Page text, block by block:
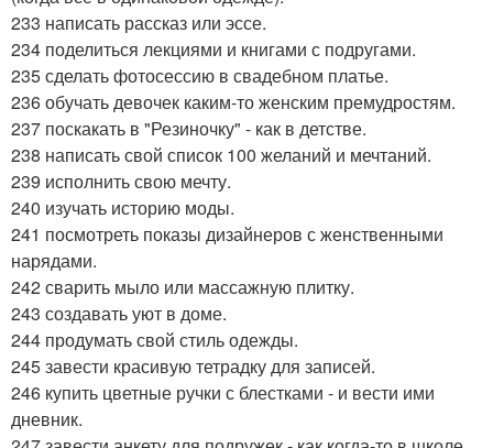
233 написать рассказ или эссе.
234 поделиться лекциями и книгами с подругами.
235 сделать фотосессию в свадебном платье.
236 обучать девочек каким-то женским премудростям.
237 поскакать в "Резиночку" - как в детстве.
238 написать свой список 100 желаний и мечтаний.
239 исполнить свою мечту.
240 изучать историю моды.
241 посмотреть показы дизайнеров с женственными
нарядами.
242 сварить мыло или массажную плитку.
243 создавать уют в доме.
244 продумать свой стиль одежды.
245 завести красивую тетрадку для записей.
246 купить цветные ручки с блестками - и вести ими
дневник.